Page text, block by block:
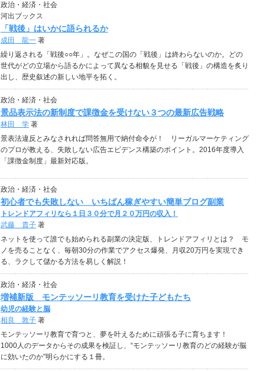
政治・経済・社会
河出ブックス
「戦後」はいかに語られるか
成田 龍一 著
繰り返される「戦後○○年」。なぜこの国の「戦後」は終わらないのか。どの
世代がどの立場から語るかによって異なる相貌を見せる「戦後」の構造を炙り
出し、歴史叙述の新しい地平を拓く。
政治・経済・社会
景品表示法の新制度で課徴金を受けない３つの最新広告戦略
林田 学 著
景表法違反とみなされれば問答無用で納付命令が！ リーガルマーケティング
のプロが教える、失敗しない広告エビデンス構築のポイント。2016年度導入
「課徴金制度」最新対応版。
政治・経済・社会
初心者でも失敗しない いちばん稼ぎやすい簡単ブログ副業
トレンドアフィリなら１日３０分で月２０万円の収入！
武藤 貴子 著
ネットを使って誰でも始められる副業の決定版、トレンドアフィリとは？ モ
ノを売ることなく、毎朝30分の作業でアクセス爆発、月収20万円を実現でき
る、ラクして儲かる方法を易しく解説！
政治・経済・社会
増補新版 モンテッソーリ教育を受けた子どもたち
幼児の経験と脳
相良 敦子 著
モンテッソーリ教育で育つと、夢を叶えるために頑張る子に育ちます！
1000人のデータからその成果を検証し、“モンテッソーリ教育のどの経験が脳
に効いたのか”明らかにする１冊。